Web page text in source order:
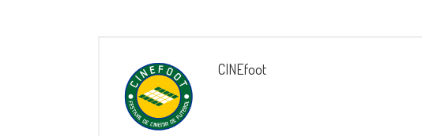
CINEfoot